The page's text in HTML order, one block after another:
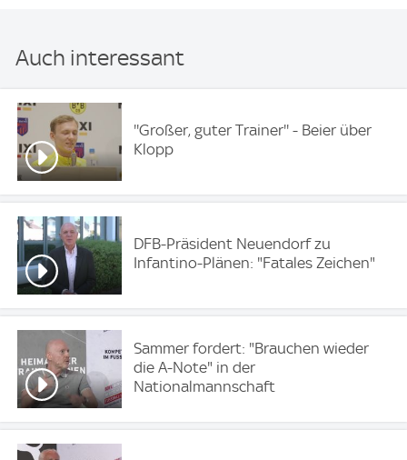
Auch interessant
''Großer, guter Trainer'' - Beier über
Klopp
DFB-Präsident Neuendorf zu
Infantino-Plänen: "Fatales Zeichen"
Sammer fordert: "Brauchen wieder
die A-Note" in der
Nationalmannschaft